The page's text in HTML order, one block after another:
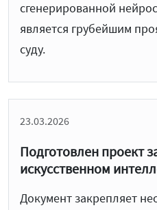
сгенерированной
является грубейшим
суду.
23.03.2026
Подготовлен проект
искусственном
Документ закрепляет